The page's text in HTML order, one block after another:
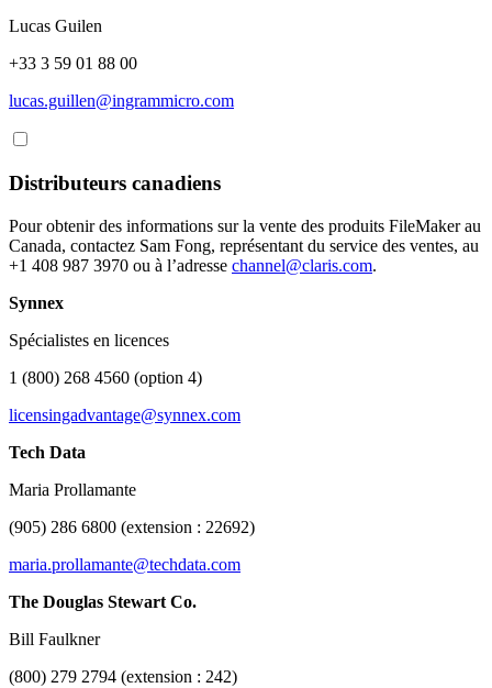
Lucas Guilen
+33 3 59 01 88 00
lucas.guillen@ingrammicro.com
Distributeurs canadiens
Pour obtenir des informations sur la vente des produits FileMaker au
Canada, contactez Sam Fong, représentant du service des ventes, au
+1 408 987 3970 ou à l’adresse channel@claris.com.
Synnex
Spécialistes en licences
1 (800) 268 4560 (option 4)
licensingadvantage@synnex.com
Tech Data
Maria Prollamante
(905) 286 6800 (extension : 22692)
maria.prollamante@techdata.com
The Douglas Stewart Co.
Bill Faulkner
(800) 279 2794 (extension : 242)